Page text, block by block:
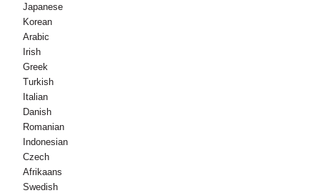
Japanese
Korean
Arabic
Irish
Greek
Turkish
Italian
Danish
Romanian
Indonesian
Czech
Afrikaans
Swedish